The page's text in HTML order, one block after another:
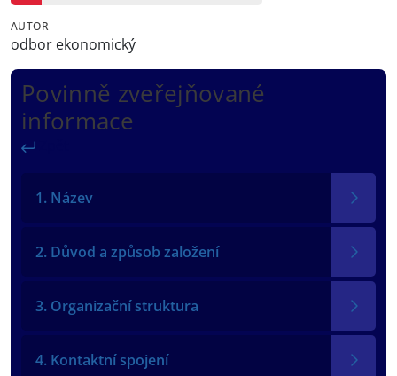
Povinně zveřejňované
informace
1. Název
2. Důvod a způsob založení
3. Organizační struktura
4. Kontaktní spojení
AUTOR
odbor ekonomický